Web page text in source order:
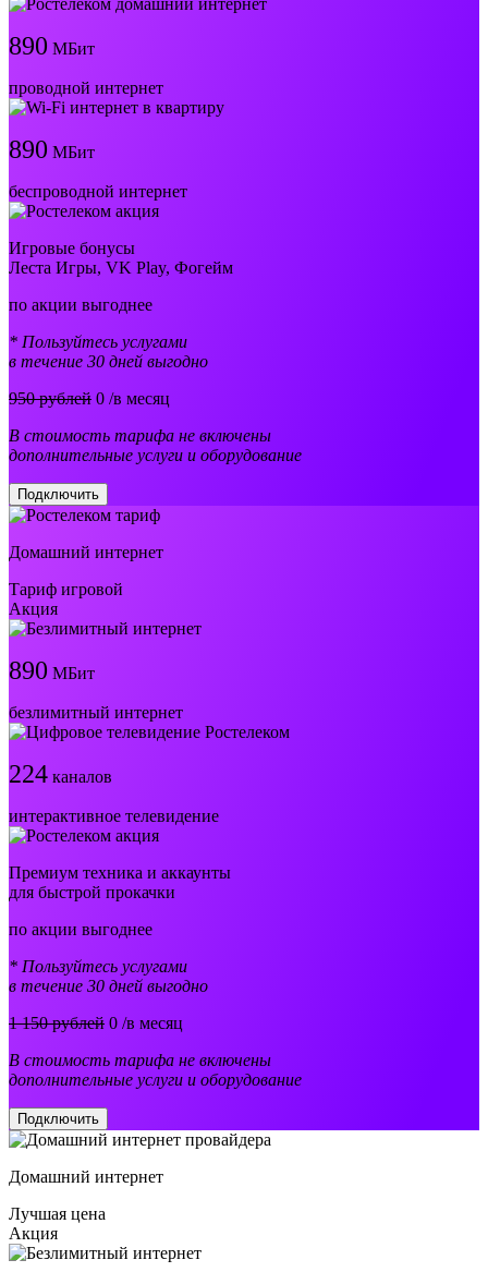
890 МБит
проводной интернет
890 МБит
беспроводной интернет
Игровые бонусы
Леста Игры, VK Play, Фогейм
по акции выгоднее
* Пользуйтесь услугами
в течение 30 дней выгодно
950 рублей 0 /в месяц
В стоимость тарифа не включены
дополнительные услуги и оборудование
Подключить
Домашний интернет
Тариф игровой
Акция
890 МБит
безлимитный интернет
224 каналов
интерактивное телевидение
Премиум техника и аккаунты
для быстрой прокачки
по акции выгоднее
* Пользуйтесь услугами
в течение 30 дней выгодно
1 150 рублей 0 /в месяц
В стоимость тарифа не включены
дополнительные услуги и оборудование
Подключить
Домашний интернет
Лучшая цена
Акция